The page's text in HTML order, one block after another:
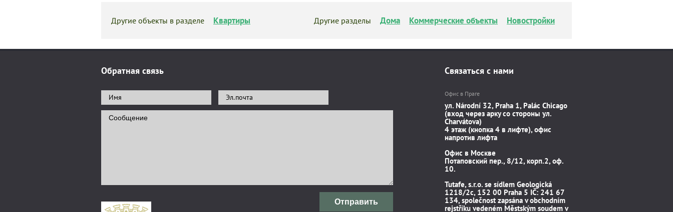
Другие объекты в разделе Квартиры Другие разделы Дома Коммерческие объекты Новостройки
Обратная связь
Отправить
Связаться с нами
Офис в Праге
ул. Národní 32, Praha 1, Palác Chicago
(вход через арку со стороны ул.
Charvátova)
4 этаж (кнопка 4 в лифте), офис
напротив лифта
Офис в Москве
Потаповский пер., 8/12, корп.2, оф.
10.
Tutafe, s.r.o. se sídlem Geologická
1218/2c, 152 00 Praha 5 IČ: 241 67
134, společnost zapsána v obchodním
rejstříku vedeném Městským soudem v